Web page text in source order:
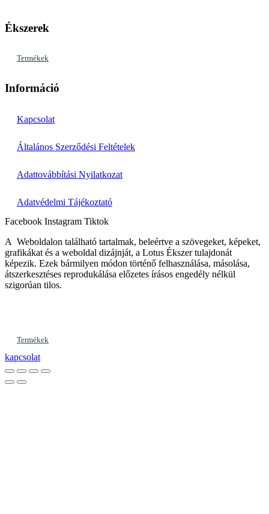
Ékszerek
Termékek
Információ
Kapcsolat
Általános Szerződési Feltételek
Adattovábbítási Nyilatkozat
Adatvédelmi Tájékoztató
Facebook Instagram Tiktok
A Weboldalon található tartalmak, beleértve a szövegeket, képeket,
grafikákat és a weboldal dizájnját, a Lotus Ékszer tulajdonát
képezik. Ezek bármilyen módon történő felhasználása, másolása,
átszerkesztéses reprodukálása előzetes írásos engedély nélkül
szigorúan tilos.
Termékek
kapcsolat